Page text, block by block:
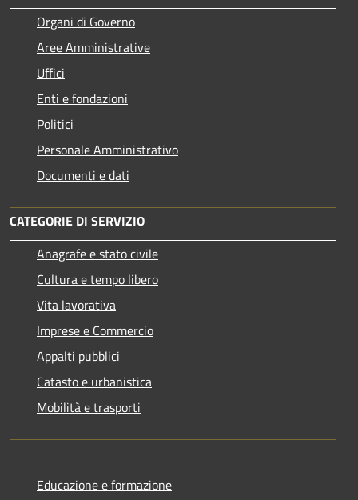
Organi di Governo
Aree Amministrative
Uffici
Enti e fondazioni
Politici
Personale Amministrativo
Documenti e dati
CATEGORIE DI SERVIZIO
Anagrafe e stato civile
Cultura e tempo libero
Vita lavorativa
Imprese e Commercio
Appalti pubblici
Catasto e urbanistica
Mobilità e trasporti
Educazione e formazione